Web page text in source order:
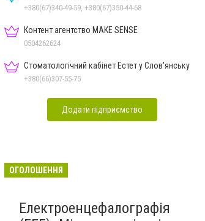
+380(67)340-49-59, +380(67)350-44-68
Контент агентство MAKE SENSE
0504262624
Стоматологічний кабінет Естет у Слов'янську
+380(66)307-55-75
Додати підприємство
ОГОЛОШЕННЯ
Електроенцефалографія